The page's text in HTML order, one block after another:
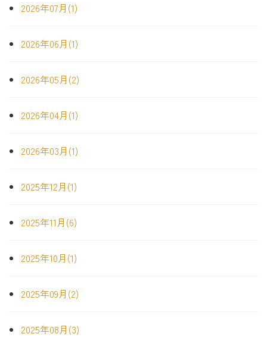
2026年07月(1)
2026年06月(1)
2026年05月(2)
2026年04月(1)
2026年03月(1)
2025年12月(1)
2025年11月(6)
2025年10月(1)
2025年09月(2)
2025年08月(3)